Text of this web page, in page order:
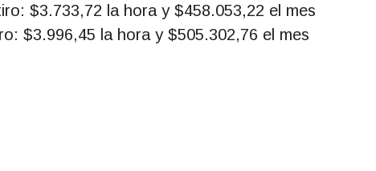
$3.733,72 la hora y $458.053,22 el mes
$3.996,45 la hora y $505.302,76 el mes